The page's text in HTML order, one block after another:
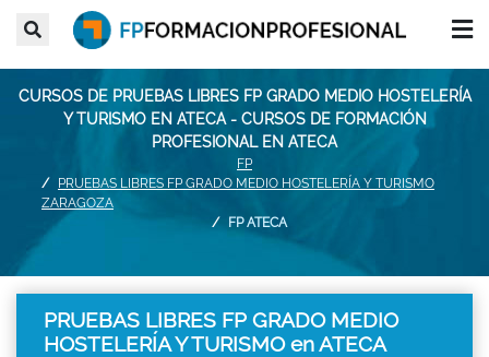
CURSOS DE PRUEBAS LIBRES FP GRADO MEDIO HOSTELERÍA
Y TURISMO EN ATECA - CURSOS DE FORMACIÓN
PROFESIONAL EN ATECA
FP
PRUEBAS LIBRES FP GRADO MEDIO HOSTELERÍA Y TURISMO
ZARAGOZA
FP ATECA
PRUEBAS LIBRES FP GRADO MEDIO
HOSTELERÍA Y TURISMO en ATECA